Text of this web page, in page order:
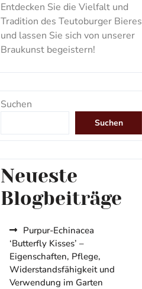
Entdecken Sie die Vielfalt und
Tradition des Teutoburger Bieres
und lassen Sie sich von unserer
Braukunst begeistern!
Suchen
Suchen
Neueste
Blogbeiträge
Purpur-Echinacea
‘Butterfly Kisses’ –
Eigenschaften, Pflege,
Widerstandsfähigkeit und
Verwendung im Garten